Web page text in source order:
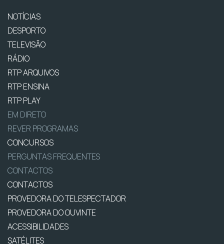
NOTÍCIAS
DESPORTO
TELEVISÃO
RÁDIO
RTP ARQUIVOS
RTP ENSINA
RTP PLAY
EM DIRETO
REVER PROGRAMAS
CONCURSOS
PERGUNTAS FREQUENTES
CONTACTOS
CONTACTOS
PROVEDORA DO TELESPECTADOR
PROVEDORA DO OUVINTE
ACESSIBILIDADES
SATÉLITES